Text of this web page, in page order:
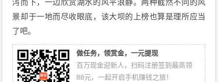
泻而下，一边欣赏湖水的风平浪静。两种截然不同的风
景却于一地而尽收眼底，该大坝的上榜也算是理所应当
了吧。
做任务，领赏金，一元提现
百万现金迎新人，扫码注册签到最高领
88元，一起开启手机赚钱之旅！